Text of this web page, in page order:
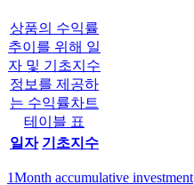
상품의 수익률
추이를 위해 일
자 및 기초지수
정보를 제공하
는 수익률차트
테이블 표
일자 기초지수
1Month accumulative investment